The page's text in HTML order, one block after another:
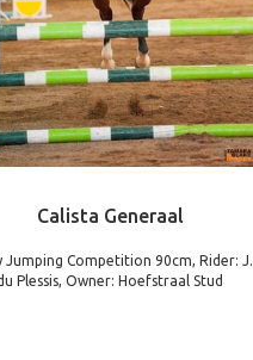
Calista Generaal
Jumping Competition 90cm, Rider: J.
Plessis, Owner: Hoefstraal Stud